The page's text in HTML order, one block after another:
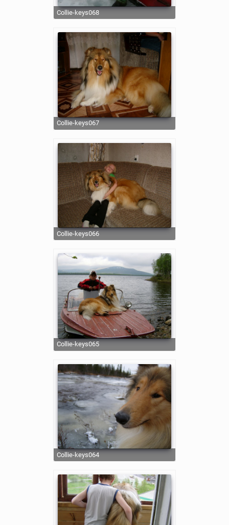
collie-keys068
collie-keys067
collie-keys066
collie-keys065
collie-keys064